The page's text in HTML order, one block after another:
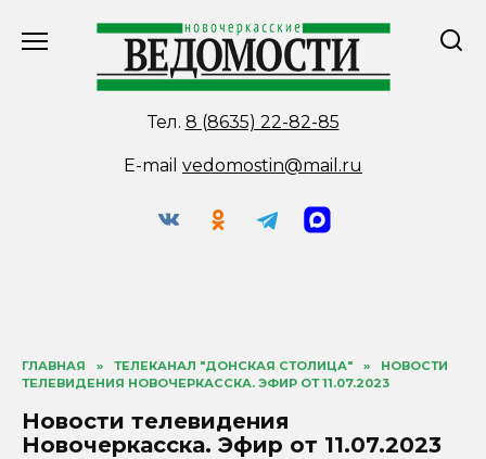
Тел. 8 (8635) 22-82-85
E-mail vedomostin@mail.ru
ГЛАВНАЯ » ТЕЛЕКАНАЛ "ДОНСКАЯ СТОЛИЦА" »
НОВОСТИ
ТЕЛЕВИДЕНИЯ НОВОЧЕРКАССКА. ЭФИР ОТ 11.07.2023
Новости телевидения
Новочеркасска. Эфир от 11.07.2023